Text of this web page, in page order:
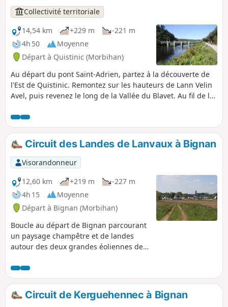
Collectivité territoriale
14,54 km
+229 m
-221 m
4h 50
Moyenne
Départ à Quistinic (Morbihan)
Au départ du pont Saint-Adrien, partez à la découverte de
l'Est de Quistinic. Remontez sur les hauteurs de Lann Velin
Avel, puis revenez le long de la Vallée du Blavet. Au fil de la
des points de vue sur la rivière. Au détour des sentiers,
laissez-vous surprendre par les chapelles, fontaines,
hameaux, ponts, écluses... Ce parcours reprend la partie Est
du Circuit des chapelles.
Circuit des Landes de Lanvaux à Bignan
Visorandonneur
12,60 km
+219 m
-227 m
4h 15
Moyenne
Départ à Bignan (Morbihan)
Boucle au départ de Bignan parcourant
un paysage champêtre et de landes
autour des deux grandes éoliennes de
Sainte-Nolwenn. Ce circuit est balisé en
Jaune sous le nom "Circuit des Landes
de Lanvaux".
Circuit de Kerguehennec à Bignan